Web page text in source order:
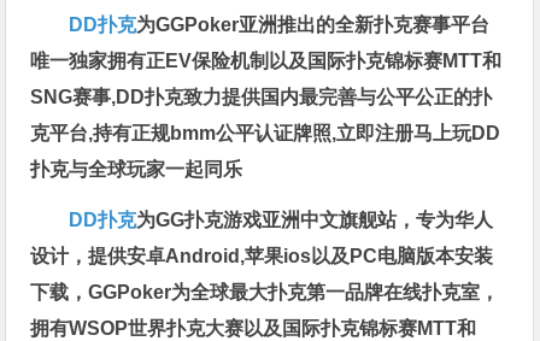
DD扑克为GGPoker亚洲推出的全新扑克赛事平台
唯一独家拥有正EV保险机制以及国际扑克锦标赛MTT和
SNG赛事,DD扑克致力提供国内最完善与公平公正的扑
克平台,持有正规bmm公平认证牌照,立即注册马上玩DD
扑克与全球玩家一起同乐
DD扑克为GG扑克游戏亚洲中文旗舰站，专为华人
设计，提供安卓Android,苹果ios以及PC电脑版本安装
下载，GGPoker为全球最大扑克第一品牌在线扑克室，
拥有WSOP世界扑克大赛以及国际扑克锦标赛MTT和